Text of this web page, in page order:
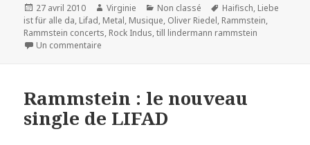
Publié
le
27 avril 2010 Auteur
Virginie Catégories
Non classé
Mots-
clés
Haifisch, Liebe
ist für alle da, Lifad, Metal, Musique, Oliver Riedel, Rammstein,
Rammstein concerts, Rock Indus,till lindermann rammstein
Un commentaire
Rammstein : le nouveau
single de LIFAD